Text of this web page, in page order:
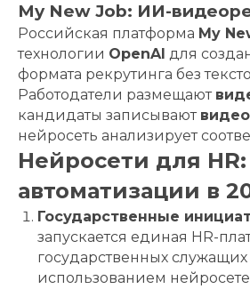
My New Job: ИИ-
Российская платформа My
технологии OpenAI для
формата рекрутинга без
Работодатели размещают
кандидаты записывают
нейросеть анализирует
Нейросети для
автоматизации в
Государственные
запускается единая HR-
государственных служащих
использованием